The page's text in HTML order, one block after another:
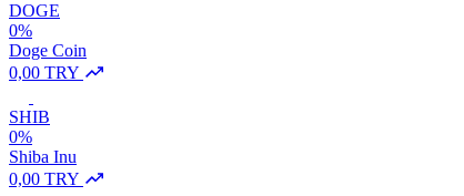
DOGE
0%
Doge Coin
0,00 TRY
SHIB
0%
Shiba Inu
0,00 TRY